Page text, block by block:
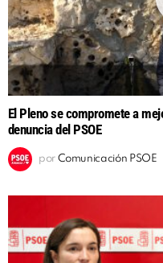
El Pleno se compromete a
denuncia del PSOE
por Comunicación PSOE